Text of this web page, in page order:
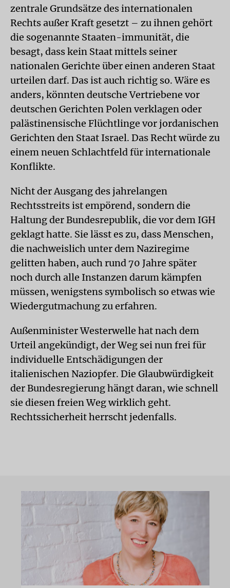
zentrale Grundsätze des internationalen
Rechts außer Kraft gesetzt – zu ihnen gehört
die sogenannte Staaten-immunität, die
besagt, dass kein Staat mittels seiner
nationalen Gerichte über einen anderen Staat
urteilen darf. Das ist auch richtig so. Wäre es
anders, könnten deutsche Vertriebene vor
deutschen Gerichten Polen verklagen oder
palästinensische Flüchtlinge vor jordanischen
Gerichten den Staat Israel. Das Recht würde zu
einem neuen Schlachtfeld für internationale
Konflikte.
Nicht der Ausgang des jahrelangen
Rechtsstreits ist empörend, sondern die
Haltung der Bundesrepublik, die vor dem IGH
geklagt hatte. Sie lässt es zu, dass Menschen,
die nachweislich unter dem Naziregime
gelitten haben, auch rund 70 Jahre später
noch durch alle Instanzen darum kämpfen
müssen, wenigstens symbolisch so etwas wie
Wiedergutmachung zu erfahren.
Außenminister Westerwelle hat nach dem
Urteil angekündigt, der Weg sei nun frei für
individuelle Entschädigungen der
italienischen Naziopfer. Die Glaubwürdigkeit
der Bundesregierung hängt daran, wie schnell
sie diesen freien Weg wirklich geht.
Rechtssicherheit herrscht jedenfalls.